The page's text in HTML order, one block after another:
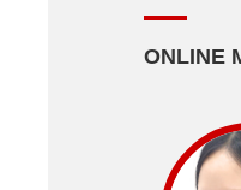
ONLINE